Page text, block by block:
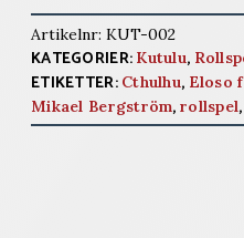
Artikelnr: KUT-002
KATEGORIER: Kutulu,
ETIKETTER: Cthulhu, Eloso
Mikael Bergström,rollspel,